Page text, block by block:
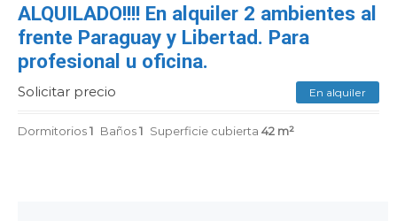
ALQUILADO!!!! En alquiler 2 ambientes al
frente Paraguay y Libertad. Para
profesional u oficina.
Solicitar precio En alquiler
Dormitorios1 Baños1 Superficie cubierta 42 m²